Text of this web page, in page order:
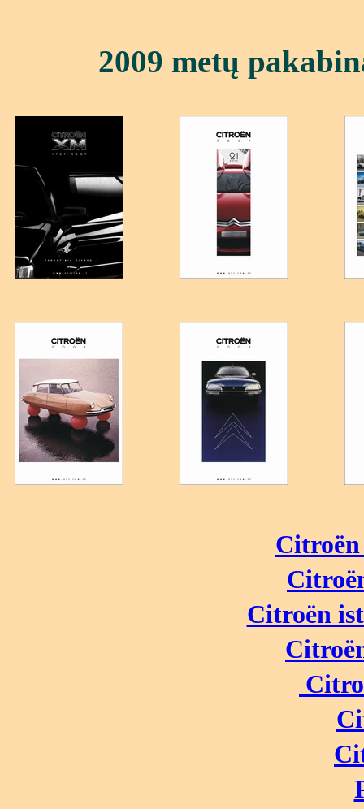
2009 metų
Citroën
Citro
Citroën